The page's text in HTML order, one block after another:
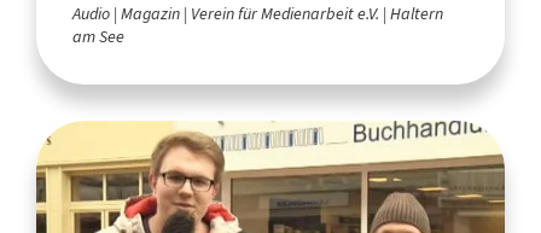
Audio Magazin Verein für Medienarbeit e.V. Haltern
am See